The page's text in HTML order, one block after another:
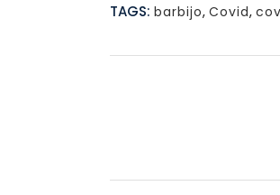
TAGS: barbijo, Covid,